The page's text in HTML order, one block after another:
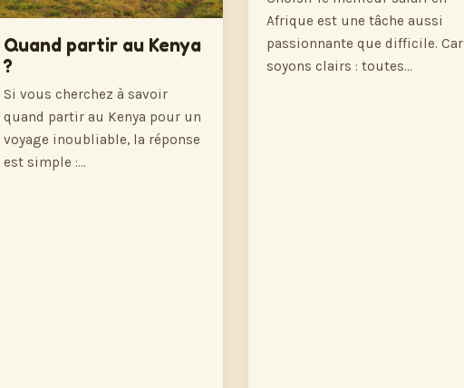
Quand partir au Kenya
?
Si vous cherchez à savoir
quand partir au Kenya pour un
voyage inoubliable, la réponse
est simple :…
Afrique est une tâche aussi
passionnante que difficile. Car
soyons clairs : toutes…